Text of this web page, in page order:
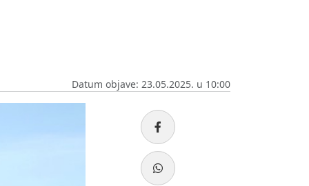
Datum objave: 23.05.2025. u 10:00